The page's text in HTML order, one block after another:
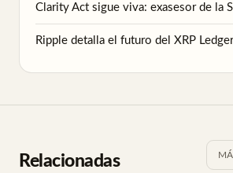
Clarity Act sigue viva: exasesor de la
Ripple detalla el futuro del XRP
Relacionadas